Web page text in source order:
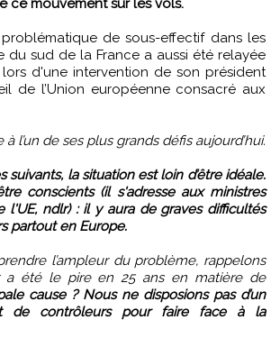
ce mouvement sur les vols.
de sous-effectif dans les
du sud de la France a aussi été relayée
d'une intervention de son président
de l’Union européenne consacré aux
à l’un de ses plus grands défis aujourd’hui.
suivants, la situation est loin d’être idéale.
conscients (il s'adresse aux ministres
l'UE, ndlr) : il y aura de graves difficultés
partout en Europe.
l’ampleur du problème, rappelons
a été le pire en 25 ans en matière de
cause ? Nous ne disposions pas d’un
de contrôleurs pour faire face à la